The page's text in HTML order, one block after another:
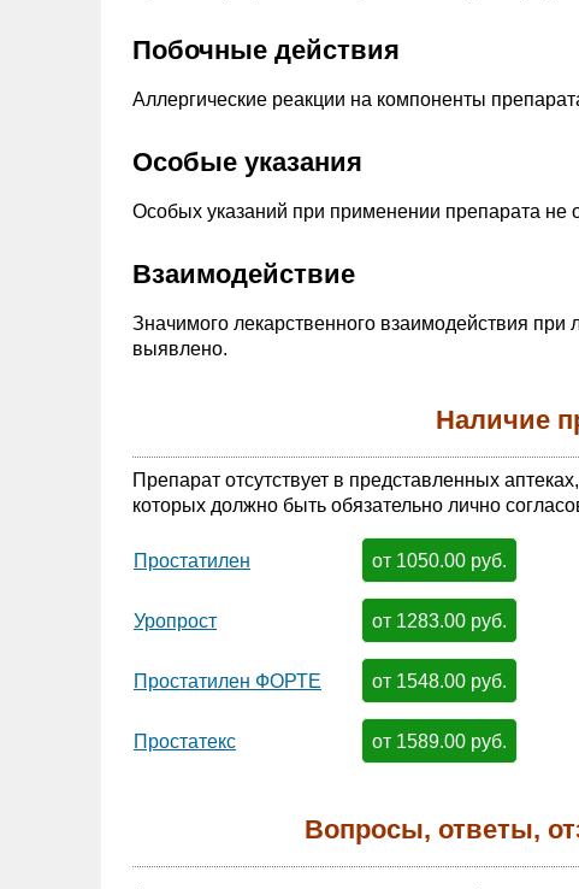
Побочные действия
Аллергические реакции на компоненты
Особые указания
Особых указаний при применении препарата не
Взаимодействие
Значимого лекарственного взаимодействия
выявлено.
Наличие
Препарат отсутствует в представленных
которых должно быть обязательно лично
Простатилен от 1050.00 руб.
Уропрост от 1283.00 руб.
Простатилен ФОРТЕ от 1548.00 руб.
Простатекс от 1589.00 руб.
Вопросы, ответы,